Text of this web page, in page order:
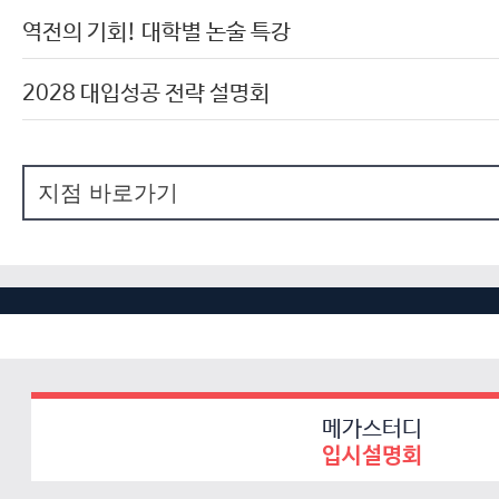
역전의 기회! 대학별 논술 특강
2028 대입성공 전략 설명회
메가스터디
입시설명회